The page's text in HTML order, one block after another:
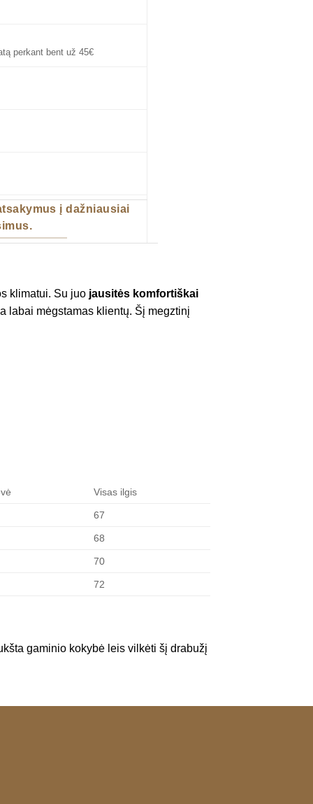
perkant bent už 45€
į dažniausiai
klimatui. Su juo jausitės komfortiškai
labai mėgstamas klientų. Šį megztinį
Visas ilgis
67
68
70
72
gaminio kokybė leis vilkėti šį drabužį